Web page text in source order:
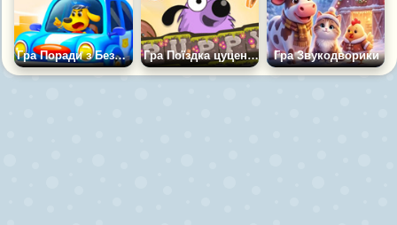
Гра Поради з Безпеки Дітей Гра Поїздка цуценяти Гра Звукодворики